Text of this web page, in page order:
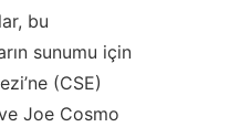
bu
sunumu için
(CSE)
Joe Cosmo